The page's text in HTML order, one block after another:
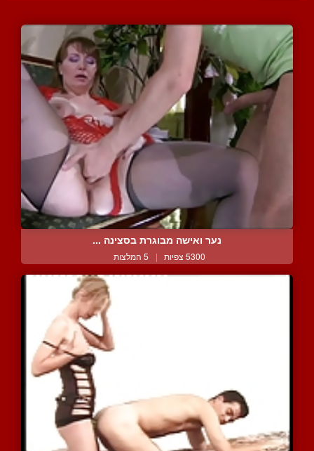
נער ואישה מבוגרת בסצינה ...
5300 צפיות | 5 המלצות